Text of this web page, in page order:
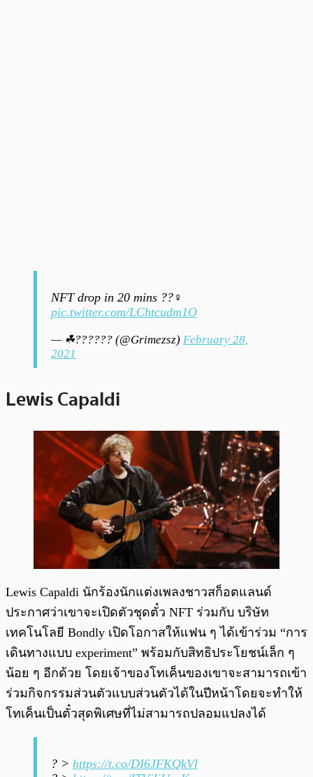
NFT drop in 20 mins ??‍♀️
pic.twitter.com/LChtcudm1O
— ☘︎?????? (@Grimezsz) February 28,
2021
Lewis Capaldi
Lewis Capaldi นักร้องนักแต่งเพลงชาวสก็อตแลนด์
ประกาศว่าเขาจะเปิดตัวชุดตั๋ว NFT ร่วมกับ บริษัท
เทคโนโลยี Bondly เปิดโอกาสให้แฟน ๆ ได้เข้าร่วม “การ
เดินทางแบบ experiment” พร้อมกับสิทธิประโยชน์เล็ก ๆ
น้อย ๆ อีกด้วย โดยเจ้าของโทเค็นของเขาจะสามารถเข้า
ร่วมกิจกรรมส่วนตัวแบบส่วนตัวได้ในปีหน้าโดยจะทำให้
โทเค็นเป็นตั๋วสุดพิเศษที่ไม่สามารถปลอมแปลงได้
? > https://t.co/DI6JFKQkVl